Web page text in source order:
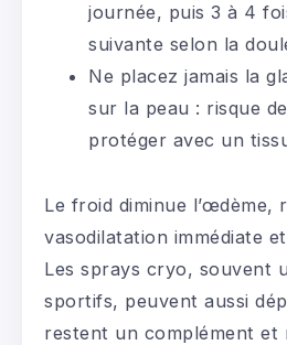
journée, puis 3 à 4
suivante selon la
Ne placez jamais la
sur la peau : risque
protéger avec un
Le froid diminue l’œdème,
vasodilatation immédiate
Les sprays cryo, souvent
sportifs, peuvent aussi
restent un complément et